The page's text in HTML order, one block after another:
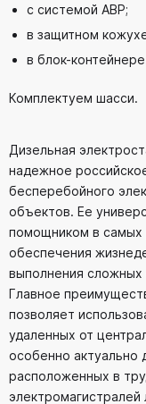
с системой АВР;
в защитном
в блок-
Комплектуем шасси.
Дизельная
надежное
бесперебойного
объектов. Ее
помощником в самых
обеспечения
выполнения
Главное
позволяет
удаленных от
особенно актуально
расположенных в